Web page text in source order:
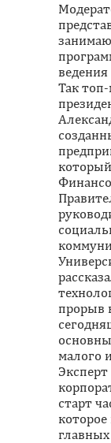
ведения
Так
прорыв
малого
старт